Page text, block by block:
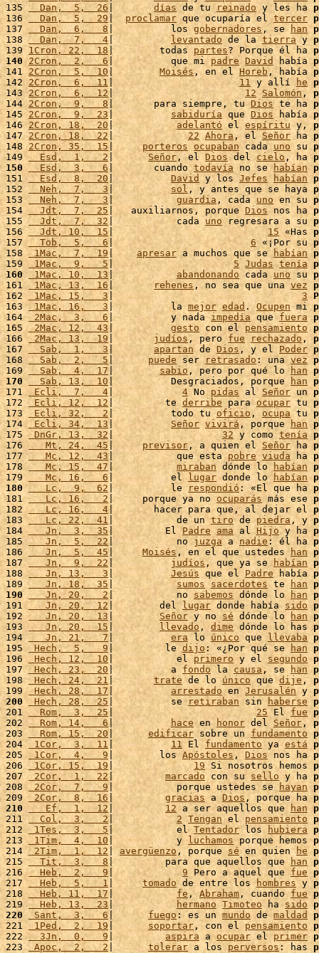
135
  Dan,  5,  26
| días de tu reinado y les ha
136
  Dan,  5,  29
| proclamar que ocuparía el tercer
137
  Dan,  6,   8
|          los gobernadores , se han
138
  Dan,  7,   4
| levantado de la tierra y
139 1Cron, 22,  18|        todas partes? Porque él ha
140
2Cron,  2,   6 |          que mi padre David había
141 2Cron,  5,  10 | Moisés, en el Horeb, había
142 2Cron,  6,  11 | 11 y allí he
143 2Cron,  6,  12 | 12 Salomón,
144 2Cron,  9,   8 |       para siempre, tu Dios te ha
145 2Cron,  9,  23 | sabiduría que Dios había
146 2Cron, 18,  20 | adelantó el espíritu y,
147 2Cron, 18,  22 | 22 Ahora, el Señor ha
148 2Cron, 35,  15| porteros ocupaban cada uno su
149
  Esd,  1,   2
| Señor , el Dios del cielo , ha
150
  Esd,  3,   6
|       cuando todavía no se habían
151
  Esd,  8,  20
| David y los Jefes habían
152
  Neh,  7,   3
| sol , y antes que se haya
153
  Neh,  7,   3
| guardia , cada uno en su
154
  Jdt,  7,  25
|   auxiliarnos, porque Dios nos ha
155
  Jdt,  7,  32
|           cada uno regresara a su
156
  Jdt, 10,  15
| 15 «Has
157
  Tob,  5,   6
| 6 «¡Por su
158 1Mac,  7,  19 | apresar a muchos que se habían
159
1Mac,  9,   5 | 5 Judas tenía
160
1Mac, 10,  13 | abandonando cada uno su
161 1Mac, 13,  16 | rehenes , no sea que una vez
162
1Mac, 15,   3 | 3
163 1Mac, 16,   3 |          la mejor edad . Ocupen mi
164 2Mac,  3,   6 |          y nada impedía que fuera
165 2Mac, 12,  43 | gesto con el pensamiento
166 2Mac, 13,  19| judíos , pero fue rechazado ,
167
  Sab,  1,   3
| apartan de Dios , y el Poder
168
  Sab,  2,   5
| puede ser retrasado : una vez
169
  Sab,  4,  17
| sabio , pero por qué lo han
170
  Sab, 13,  10
|          Desgraciados, porque han
171 Ecli,  7,   4 | 4 No pidas al Señor un
172 Ecli, 12,  12 |         te derribe para ocupar tu
173
Ecli, 32,   2|          todo tu oficio , ocupa tu
174
Ecli, 34,  13 | Señor vivirá , porque han
175 DnGr, 13,  32 | 32 y como tenía
176
   Mt, 24,  45
| previsor , a quien el Señor ha
177
   Mc, 12,  43
|           que esta pobre viuda ha
178
   Mc, 15,  47
| miraban dónde lo habían
179
   Mc, 16,   6
|          el lugar donde lo habían
180
   Lc,  9,  62
|          le respondió : «El que ha
181
   Lc, 16,   2
|     porque ya no ocuparás más ese
182
   Lc, 16,   4
|       hacer para que, al dejar el
183
   Lc, 22,  41
|           de un tiro de piedra , y
184
   Jn,  3,  35
|         El Padre ama al Hijo y ha
185
   Jn,  5,  22
|           no juzga a nadie : él ha
186
   Jn,  5,  45
| Moisés , en el que ustedes han
187
   Jn,  9,  22
| judíos, que ya se habían
188
   Jn, 13,   3
| Jesús que el Padre había
189
   Jn, 18,  35
| sumos sacerdotes te han
190
   Jn, 20,   2
|           no sabemos dónde lo han
191
   Jn, 20,  12
|        del lugar donde había sido
192
   Jn, 20,  13
| Señor y no sé dónde lo han
193
   Jn, 20,  15
| llevado , dime dónde lo has
194
   Jn, 21,   7
| era lo único que llevaba
195
Hech,  5,   9 |         le dijo : «¿Por qué se han
196
Hech, 12,  10 |           el primero y el segundo
197 Hech, 23,  20 |          a fondo la causa , se han
198 Hech, 24,  21 | trate de lo único que dije ,
199
Hech, 28,  17 | arrestado en Jerusalén y
200
Hech, 28,  25|          se retiraban sin haberse
201
  Rom,  3,  25
| 25 El fue
202
  Rom, 14,   6
| hace en honor del Señor,
203
  Rom, 15,  20
| edificar sobre un fundamento
204
1Cor,  3,  11 | 11 El fundamento ya está
205 1Cor,  4,   9 |        los Apóstoles , Dios nos ha
206
1Cor, 15,  19| 19 Si nosotros hemos
207
2Cor,  1,  22| marcado con su sello y ha
208 2Cor,  7,   9 |           porque ustedes se hayan
209 2Cor,  8,  16 | gracias a Dios , porque ha
210
   Ef,  1,  12
| 12 a ser aquellos que han
211
  Col,  3,   2
| 2 Tengan el pensamiento
212
1Tes,  3,   5 |           el Tentador los hubiera
213
1Tim,  4,  10 |           y luchamos porque hemos
214 2Tim,  1,  12 | avergüenzo , porque sé en quien he
215
  Tit,  3,   8
|         para que aquellos que han
216
  Heb,  2,   9
| 9 Pero a aquel que fue
217
  Heb,  5,   1
| tomado de entre los hombres y
218
  Heb, 11,  17
| fe , Abraham , cuando fue
219
  Heb, 13,  23
| hermano Timoteo ha sido
220
Sant,  3,   6 | fuego: es un mundo de maldad
221
1Ped,  2,  19 | soportar, con el pensamiento
222
  3Jn,  0,   9
| aspira a ocupar el primer
223 Apoc,  2,   2| tolerar a los perversos : has